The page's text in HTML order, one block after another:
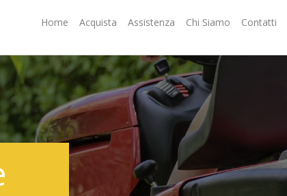
Home Acquista Assistenza Chi Siamo Contatti